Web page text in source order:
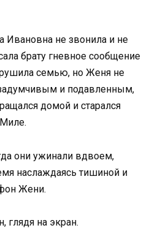
Ивановна не звонила и не
брату гневное сообщение
семью, но Женя не
и подавленным,
домой и старался
они ужинали вдвоем,
наслаждаясь тишиной и
Жени.
глядя на экран.